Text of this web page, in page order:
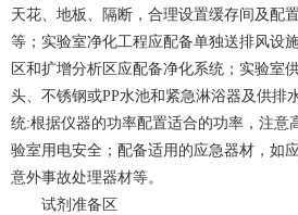
天花、地板、隔断，合理设置缓存间及配
等；实验室净化工程应配备单独送排风设
区和扩增分析区应配备净化系统；实验室
头、不锈钢或PP水池和紧急淋浴器及供排
统:根据仪器的功率配置适合的功率，注意
验室用电安全；配备适用的应急器材，如
意外事故处理器材等。
试剂准备区